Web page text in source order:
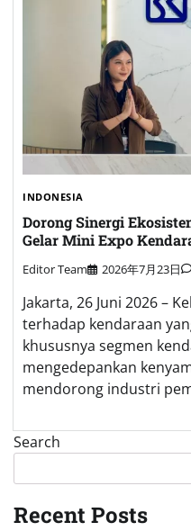
INDONESIA
Dorong Sinergi
Gelar Mini Expo
Editor Team 2026年7月23日
Jakarta, 26 Juni 2026 –
terhadap kendaraan
khususnya segmen
mengedepankan
mendorong industri
Search
Recent Posts